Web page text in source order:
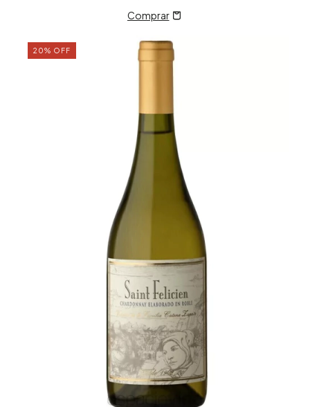
20% OFF